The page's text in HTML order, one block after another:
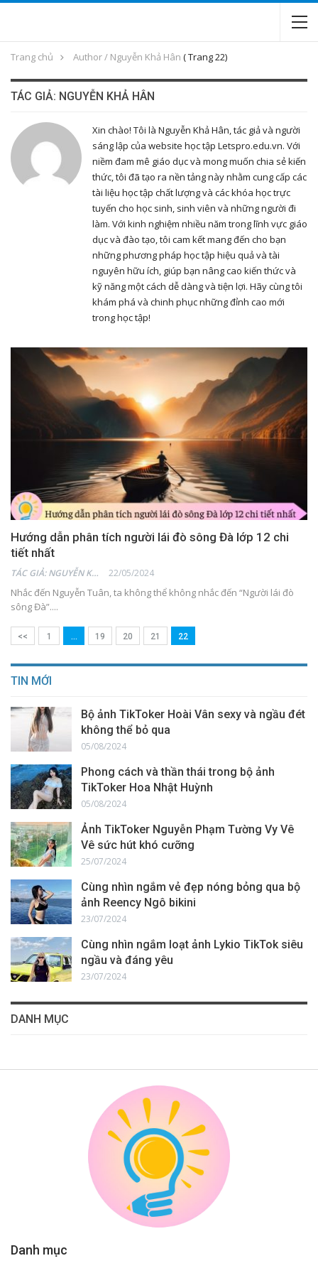
Trang chủ Author / Nguyễn Khả Hân (Trang 22)
TÁC GIẢ: NGUYỄN KHẢ HÂN
Xin chào! Tôi là Nguyễn Khả Hân, tác giả và người
sáng lập của website học tập Letspro.edu.vn. Với
niềm đam mê giáo dục và mong muốn chia sẻ kiến
thức, tôi đã tạo ra nền tảng này nhằm cung cấp các
tài liệu học tập chất lượng và các khóa học trực
tuyến cho học sinh, sinh viên và những người đi
làm. Với kinh nghiệm nhiều năm trong lĩnh vực giáo
dục và đào tạo, tôi cam kết mang đến cho bạn
những phương pháp học tập hiệu quả và tài
nguyên hữu ích, giúp bạn nâng cao kiến thức và
kỹ năng một cách dễ dàng và tiện lợi. Hãy cùng tôi
khám phá và chinh phục những đỉnh cao mới
trong học tập!
Hướng dẫn phân tích người lái đò sông Đà lớp 12 chi
tiết nhất
TÁC GIẢ: NGUYỄN KHẢ HÂN 22/05/2024
Nhắc đến Nguyễn Tuân, ta không thể không nhắc đến “Người lái đò
sông Đà”....
<< 1 … 19 20 21 22
TIN MỚI
Bộ ảnh TikToker Hoài Vân sexy và ngầu đét
không thể bỏ qua
05/08/2024
Phong cách và thần thái trong bộ ảnh
TikToker Hoa Nhật Huỳnh
05/08/2024
Ảnh TikToker Nguyễn Phạm Tường Vy Vê
Vê sức hút khó cưỡng
25/07/2024
Cùng nhìn ngắm vẻ đẹp nóng bỏng qua bộ
ảnh Reency Ngô bikini
23/07/2024
Cùng nhìn ngắm loạt ảnh Lykio TikTok siêu
ngầu và đáng yêu
23/07/2024
DANH MỤC
Danh mục